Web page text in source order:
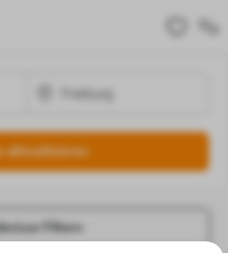
aktualisieren
Filtern